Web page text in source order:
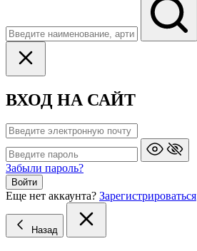
ВХОД НА САЙТ
Забыли пароль?
Войти
Еще нет аккаунта? Зарегистрироваться
Назад